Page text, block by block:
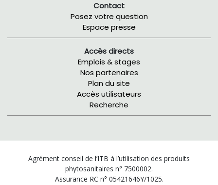
Contact
Posez votre question
Espace presse
Accès directs
Emplois & stages
Nos partenaires
Plan du site
Accès utilisateurs
Recherche
Agrément conseil de l’ITB à l’utilisation des produits
phytosanitaires n° 7500002.
Assurance RC n° 05421646Y/1025.